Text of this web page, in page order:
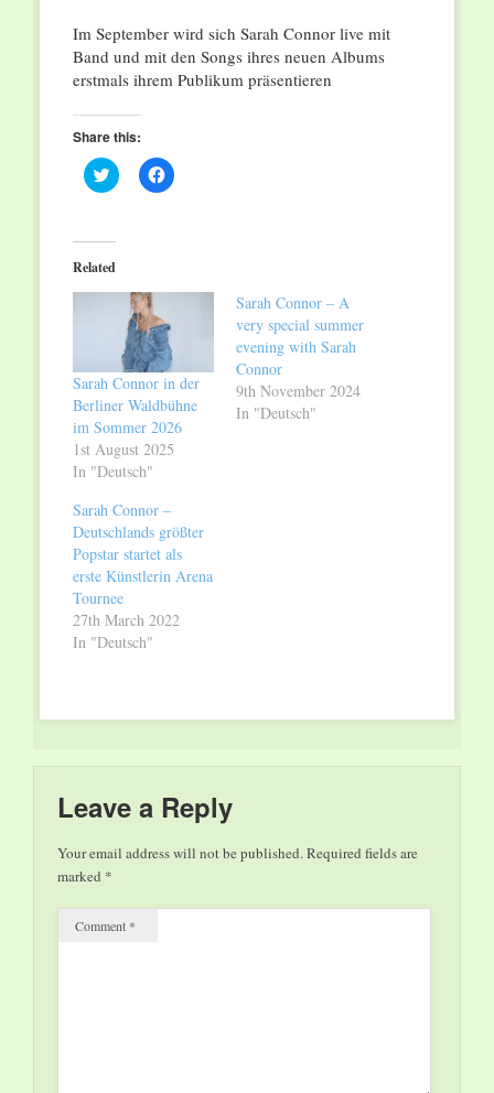
Im September wird sich Sarah Connor live mit
Band und mit den Songs ihres neuen Albums
erstmals ihrem Publikum präsentieren
Share this:
Click
to
(Opens
in
new
Click
to
Related
Sarah Connor in der
Berliner Waldbühne
im Sommer 2026
1st August 2025
In "Deutsch"
Sarah Connor – A
very special summer
evening with Sarah
Connor
9th November 2024
In "Deutsch"
Sarah Connor –
Deutschlands größter
Popstar startet als
erste Künstlerin Arena
Tournee
27th March 2022
In "Deutsch"
Leave a Reply
Your email address will not be published.Required fields are
marked *
Comment *